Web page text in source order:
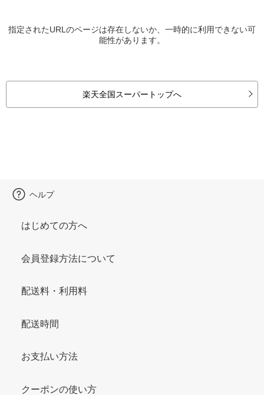
指定されたURLのページは存在しないか、一時的に利用できない可
能性があります。
楽天全国スーパートップへ
ヘルプ
はじめての方へ
会員登録方法について
配送料・利用料
配送時間
お支払い方法
クーポンの使い方